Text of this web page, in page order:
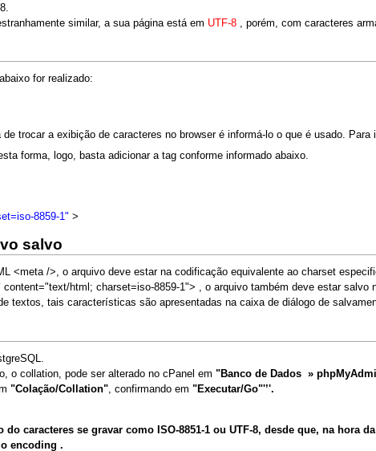
similar, a sua página está em UTF-8 , porém, com caracteres
for realizado:
trocar a exibição de caracteres no browser é informá-lo o que é usado.
forma, logo, basta adicionar a tag conforme informado abaixo.
8859-1" >
salvo
<meta />, o arquivo deve estar na codificação equivalente ao charset
html; charset=iso-8859-1"> , o arquivo também deve estar
textos, tais características são apresentadas na caixa de diálogo de
o collation, pode ser alterado no cPanel em "Banco de Dados »
"Colação/Collation", confirmando em "Executar/Go"'’'.
do caracteres se gravar como ISO-8851-1 ou UTF-8, desde que, na hora
encoding .